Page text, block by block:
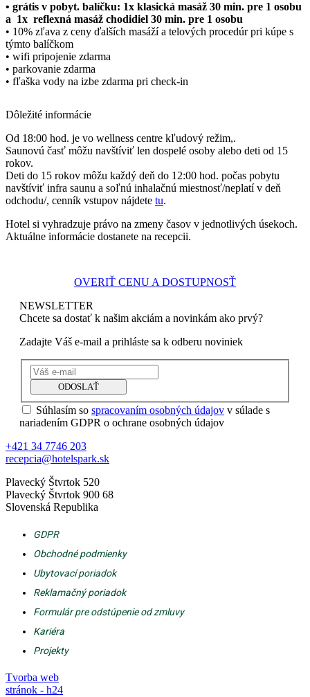
• grátis v pobyt. balíčku: 1x klasická masáž 30 min. pre 1 osobu
a 1x reflexná masáž chodidiel 30 min. pre 1 osobu
• 10% zľava z ceny ďalších masáží a telových procedúr pri kúpe s
týmto balíčkom
• wifi pripojenie zdarma
• parkovanie zdarma
• fľaška vody na izbe zdarma pri check-in
Dôležité informácie
Od 18:00 hod. je vo wellness centre kľudový režim,.
Saunovú časť môžu navštíviť len dospelé osoby alebo deti od 15
rokov.
Deti do 15 rokov môžu každý deň do 12:00 hod. počas pobytu
navštíviť infra saunu a soľnú inhalačnú miestnosť/neplatí v deň
odchodu/, cenník vstupov nájdete tu.
Hotel si vyhradzuje právo na zmeny časov v jednotlivých úsekoch.
Aktuálne informácie dostanete na recepcii.
OVERIŤ CENU A DOSTUPNOSŤ
NEWSLETTER
Chcete sa dostať k našim akciám a novinkám ako prvý?
Zadajte Váš e-mail a prihláste sa k odberu noviniek
ODOSLAŤ
Súhlasím so spracovaním osobných údajov v súlade s
nariadením GDPR o ochrane osobných údajov
+421 34 7746 203
recepcia@hotelspark.sk
Plavecký Štvrtok 520
Plavecký Štvrtok 900 68
Slovenská Republika
GDPR
Obchodné podmienky
Ubytovací poriadok
Reklamačný poriadok
Formulár pre odstúpenie od zmluvy
Kariéra
Projekty
Tvorba web
stránok - h24